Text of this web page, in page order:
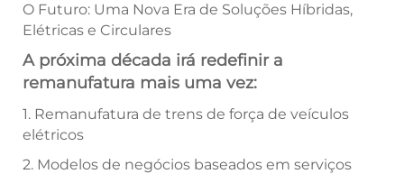
O Futuro: Uma Nova Era de Soluções Híbridas,
Elétricas e Circulares
A próxima década irá redefinir a
remanufatura mais uma vez:
1. Remanufatura de trens de força de veículos
elétricos
2. Modelos de negócios baseados em serviços